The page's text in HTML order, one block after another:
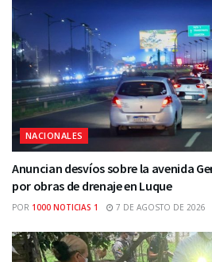
NACIONALES
Anuncian desvíos sobre la avenida
por obras de drenaje en Luque
POR 1000 NOTICIAS 1 7 DE AGOSTO DE 2026